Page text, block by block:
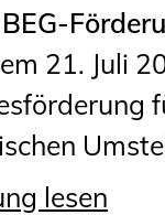
21. Juli
lesen